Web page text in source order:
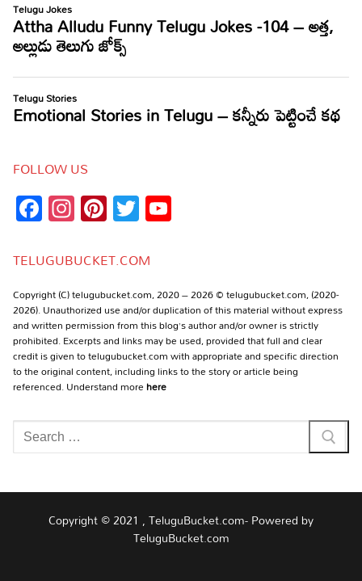
FOLLOW US
Facebook
Instagram
Pinterest
Twitter
TELUGUBUCKET.COM
Copyright (C) telugubucket.com, 2020 – 2026 © telugubucket.com, (2020-
2026). Unauthorized use and/or duplication of this material without express
and written permission from this blog’s author and/or owner is strictly
prohibited. Excerpts and links may be used, provided that full and clear
credit is given to telugubucket.com with appropriate and specific direction
to the original content, including links to the story or article being
referenced. Understand morehere
Search
for:
Copyright © 2021 , TeluguBucket.com- Powered by
TeluguBucket.com